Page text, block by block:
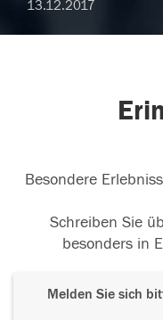
13.12.2017
Besondere
Schreiben Sie
besonders in
Melden Sie sich